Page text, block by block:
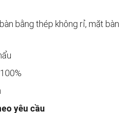
bằng thép không rỉ, mặt bàn
yêu cầu